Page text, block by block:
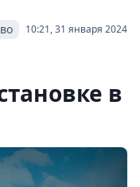
10:21, 31 января 2024
в